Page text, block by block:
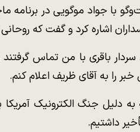
با جواد موگویی در برنامه
اشاره کرد و گفت که
باقری با من تماس
را به آقای ظریف اعلام کنم.
دلیل جنگ الکترونیک
داشتیم.